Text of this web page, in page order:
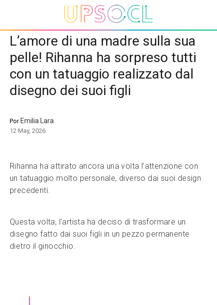
L’amore di una madre sulla sua
pelle! Rihanna ha sorpreso tutti
con un tatuaggio realizzato dal
disegno dei suoi figli
Por Emilia Lara
12 May, 2026
Rihanna ha attirato ancora una volta l’attenzione con
un tatuaggio molto personale, diverso dai suoi design
precedenti.
Questa volta, l’artista ha deciso di trasformare un
disegno fatto dai suoi figli in un pezzo permanente
dietro il ginocchio.